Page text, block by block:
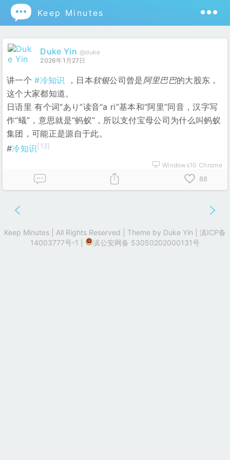
 Keep Minutes
Duke Yin @duke
2026年1月27日
讲一个#冷知识 ，日本软银公司曾是阿里巴巴的大股东，
这个大家都知道。
日语里 有个词“あり”读音“a ri”基本和“阿里”同音，汉字写
作“蟻”，意思就是“蚂蚁”，所以支付宝母公司为什么叫蚂蚁
集团，可能正是源自于此。
#冷知识[13]
Windows10 Chrome
88
Keep Minutes | All Rights Reserved | Theme by Duke Yin
滇ICP备
14003777号-1
滇公安网备 53050202000131号